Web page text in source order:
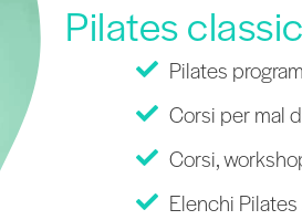
Pilates
Pilates
Corsi per mal
Corsi,
Elenchi